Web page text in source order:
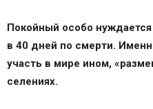
Покойный особо
в 40 дней по смерти.
участь в мире ином,
селениях.